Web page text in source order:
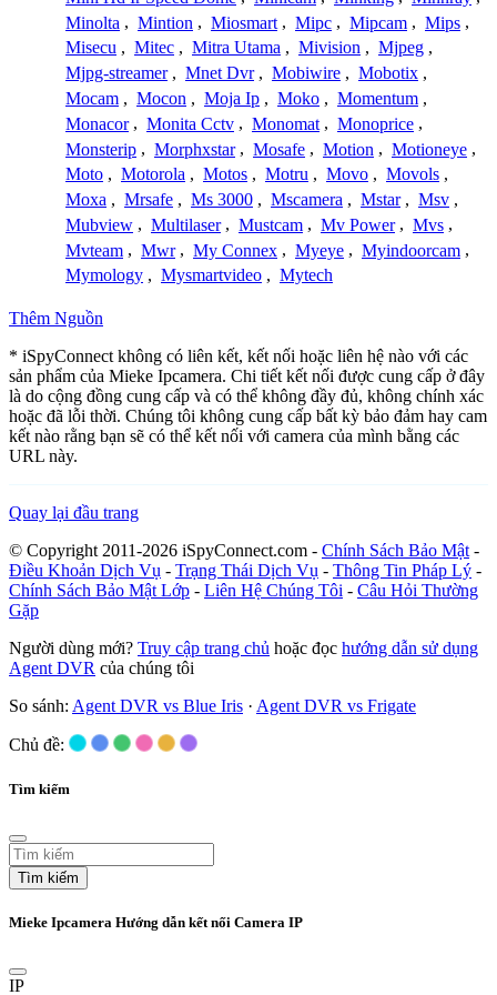
Minolta , Mintion , Miosmart , Mipc , Mipcam , Mips ,
Misecu , Mitec , Mitra Utama , Mivision , Mjpeg ,
Mjpg-streamer , Mnet Dvr , Mobiwire , Mobotix ,
Mocam , Mocon , Moja Ip , Moko , Momentum ,
Monacor , Monita Cctv , Monomat , Monoprice ,
Monsterip , Morphxstar , Mosafe , Motion , Motioneye ,
Moto , Motorola , Motos , Motru , Movo , Movols ,
Moxa , Mrsafe , Ms 3000 , Mscamera , Mstar , Msv ,
Mubview , Multilaser , Mustcam , Mv Power , Mvs ,
Mvteam , Mwr , My Connex , Myeye , Myindoorcam ,
Mymology , Mysmartvideo , Mytech
Thêm Nguồn
* iSpyConnect không có liên kết, kết nối hoặc liên hệ nào với các
sản phẩm của Mieke Ipcamera. Chi tiết kết nối được cung cấp ở đây
là do cộng đồng cung cấp và có thể không đầy đủ, không chính xác
hoặc đã lỗi thời. Chúng tôi không cung cấp bất kỳ bảo đảm hay cam
kết nào rằng bạn sẽ có thể kết nối với camera của mình bằng các
URL này.
Quay lại đầu trang
© Copyright 2011-2026 iSpyConnect.com - Chính Sách Bảo Mật -
Điều Khoản Dịch Vụ - Trạng Thái Dịch Vụ - Thông Tin Pháp Lý -
Chính Sách Bảo Mật Lớp - Liên Hệ Chúng Tôi - Câu Hỏi Thường
Gặp
Người dùng mới? Truy cập trang chủ hoặc đọc hướng dẫn sử dụng
Agent DVR của chúng tôi
So sánh: Agent DVR vs Blue Iris · Agent DVR vs Frigate
Chủ đề:
Tìm kiếm
Tìm kiếm
Mieke Ipcamera Hướng dẫn kết nối Camera IP
IP